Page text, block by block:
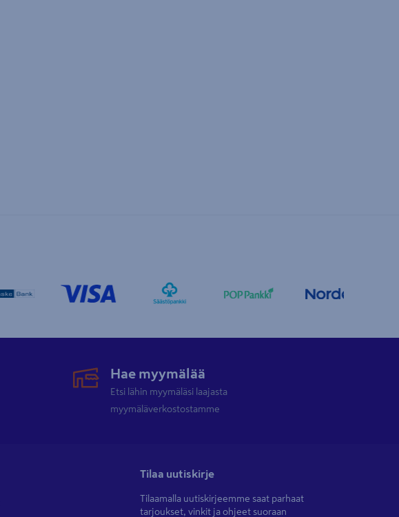
Hae myymälää
Etsi lähin myymäläsi laajasta
myymäläverkostostamme
Tilaa uutiskirje
Tilaamalla uutiskirjeemme saat parhaat
tarjoukset, vinkit ja ohjeet suoraan